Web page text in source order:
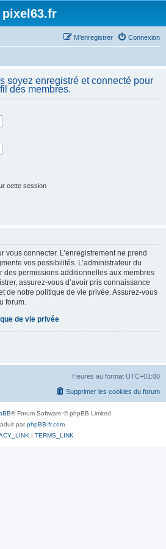
pixel63.fr
Connexion
M’enregistrer
soyez enregistré et connecté pour
des membres.
cette session
vous connecter. L’enregistrement ne prend
vos possibilités. L’administrateur du
des permissions additionnelles aux membres
assurez-vous d’avoir pris connaissance
de notre politique de vie privée. Assurez-vous
forum.
de vie privée
Heures au format UTC+01:00
Supprimer les cookies du forum
® Forum Software © phpBB Limited
parphpBB-fr.com
| TERMS_LINK